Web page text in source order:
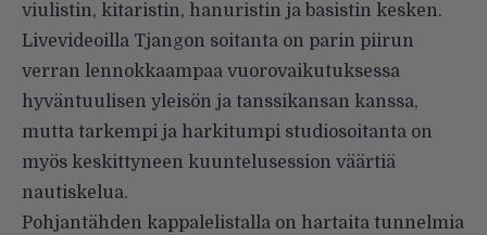
viulistin, kitaristin, hanuristin ja basistin kesken.
Livevideoilla Tjangon soitanta on parin piirun
verran lennokkaampaa vuorovaikutuksessa
hyväntuulisen yleisön ja tanssikansan kanssa,
mutta tarkempi ja harkitumpi studiosoitanta on
myös keskittyneen kuuntelusession väärtiä
nautiskelua.
Pohjantähden kappalelistalla on hartaita tunnelmia